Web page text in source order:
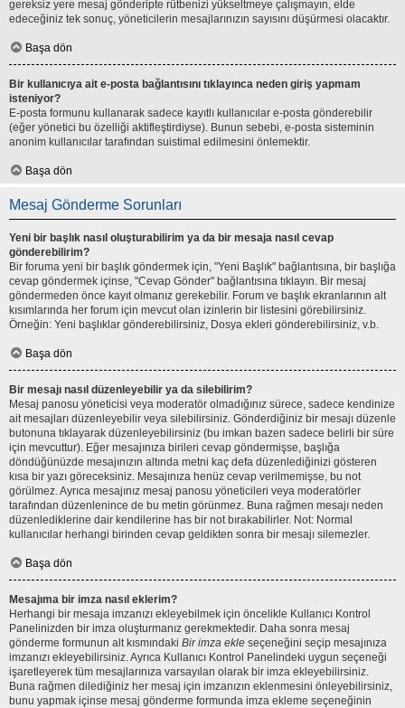
gereksiz yere mesaj gönderipte rütbenizi yükseltmeye çalışmayın, elde
edeceğiniz tek sonuç, yöneticilerin mesajlarınızın sayısını düşürmesi olacaktır.
Başa dön
Bir kullanıcıya ait e-posta bağlantısını tıklayınca neden giriş yapmam
isteniyor?
E-posta formunu kullanarak sadece kayıtlı kullanıcılar e-posta gönderebilir
(eğer yönetici bu özelliği aktifleştirdiyse). Bunun sebebi, e-posta sisteminin
anonim kullanıcılar tarafından suistimal edilmesini önlemektir.
Başa dön
Mesaj Gönderme Sorunları
Yeni bir başlık nasıl oluşturabilirim ya da bir mesaja nasıl cevap
gönderebilirim?
Bir foruma yeni bir başlık göndermek için, "Yeni Başlık" bağlantısına, bir başlığa
cevap göndermek içinse, "Cevap Gönder" bağlantısına tıklayın. Bir mesaj
göndermeden önce kayıt olmanız gerekebilir. Forum ve başlık ekranlarının alt
kısımlarında her forum için mevcut olan izinlerin bir listesini görebilirsiniz.
Örneğin: Yeni başlıklar gönderebilirsiniz, Dosya ekleri gönderebilirsiniz, v.b.
Başa dön
Bir mesajı nasıl düzenleyebilir ya da silebilirim?
Mesaj panosu yöneticisi veya moderatör olmadığınız sürece, sadece kendinize
ait mesajları düzenleyebilir veya silebilirsiniz. Gönderdiğiniz bir mesajı düzenle
butonuna tıklayarak düzenleyebilirsiniz (bu imkan bazen sadece belirli bir süre
için mevcuttur). Eğer mesajınıza birileri cevap göndermişse, başlığa
döndüğünüzde mesajınızın altında metni kaç defa düzenlediğinizi gösteren
kısa bir yazı göreceksiniz. Mesajınıza henüz cevap verilmemişse, bu not
görülmez. Ayrıca mesajınız mesaj panosu yöneticileri veya moderatörler
tarafından düzenlenince de bu metin görünmez. Buna rağmen mesajı neden
düzenlediklerine dair kendilerine has bir not bırakabilirler. Not: Normal
kullanıcılar herhangi birinden cevap geldikten sonra bir mesajı silemezler.
Başa dön
Mesajıma bir imza nasıl eklerim?
Herhangi bir mesaja imzanızı ekleyebilmek için öncelikle Kullanıcı Kontrol
Panelinizden bir imza oluşturmanız gerekmektedir. Daha sonra mesaj
gönderme formunun alt kısmındaki Bir imza ekle seçeneğini seçip mesajınıza
imzanızı ekleyebilirsiniz. Ayrıca Kullanıcı Kontrol Panelindeki uygun seçeneği
işaretleyerek tüm mesajlarınıza varsayılan olarak bir imza ekleyebilirsiniz.
Buna rağmen dilediğiniz her mesaj için imzanızın eklenmesini önleyebilirsiniz,
bunu yapmak içinse mesaj gönderme formunda imza ekleme seçeneğinin